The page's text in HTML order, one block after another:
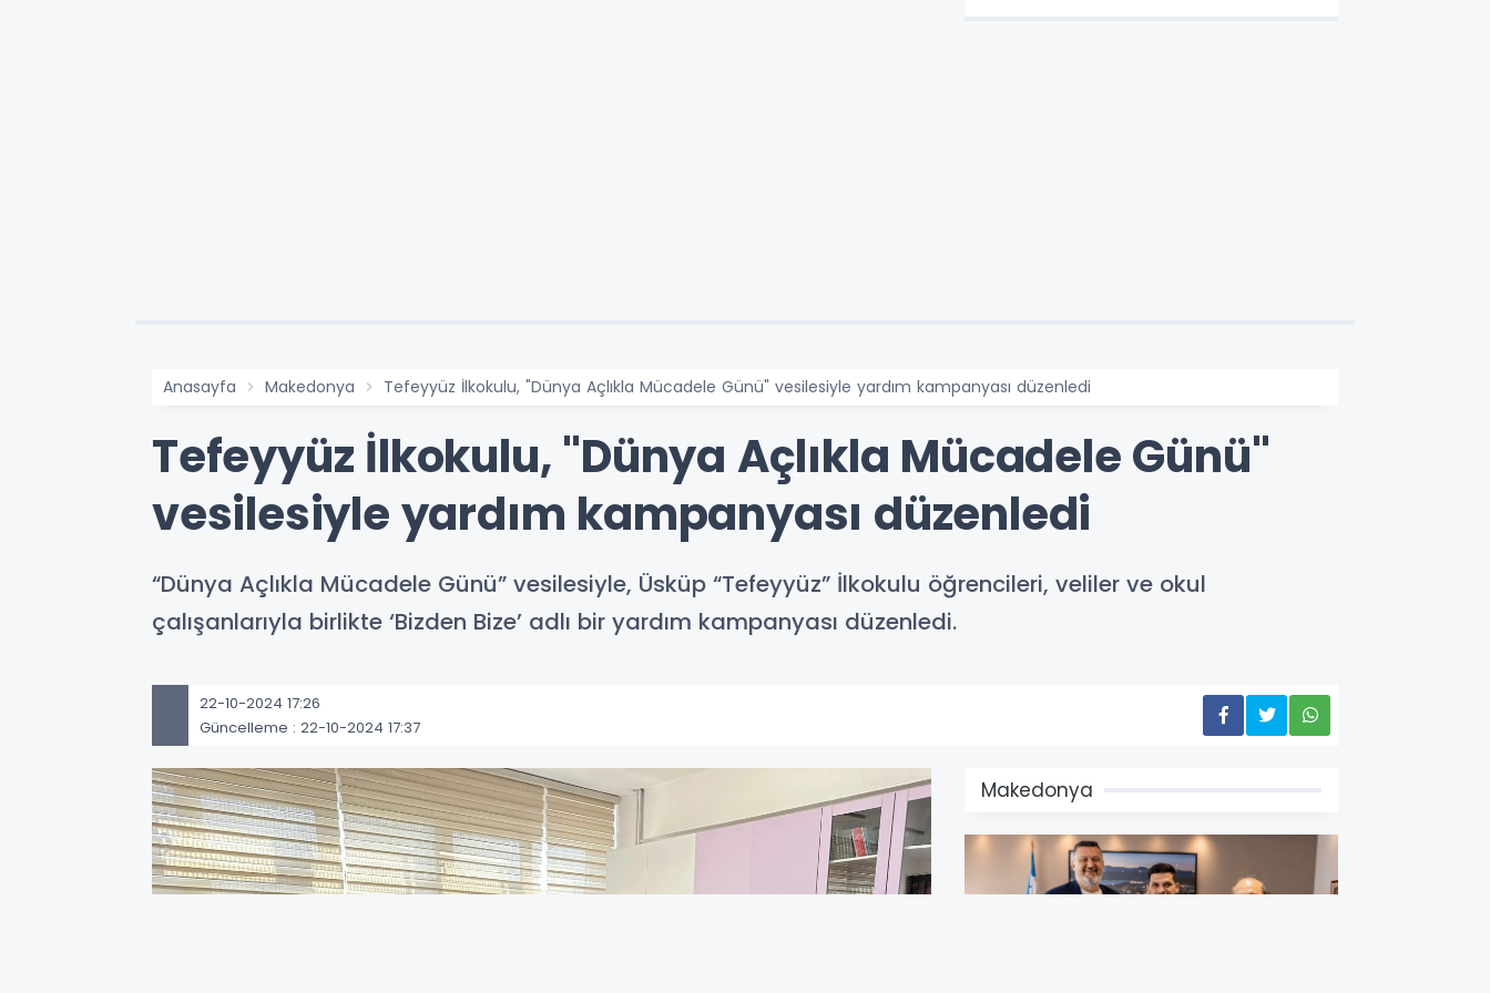
Anasayfa Makedonya Tefeyyüz İlkokulu, "Dünya Açlıkla Mücadele Günü" vesilesiyle yardım kampanyası düzenledi
Tefeyyüz İlkokulu, "Dünya Açlıkla Mücadele Günü"
vesilesiyle yardım kampanyası düzenledi
“Dünya Açlıkla Mücadele Günü” vesilesiyle, Üsküp “Tefeyyüz” İlkokulu öğrencileri, veliler ve okul
çalışanlarıyla birlikte ‘Bizden Bize’ adlı bir yardım kampanyası düzenledi.
22-10-2024 17:26
Güncelleme : 22-10-2024 17:37
Makedonya